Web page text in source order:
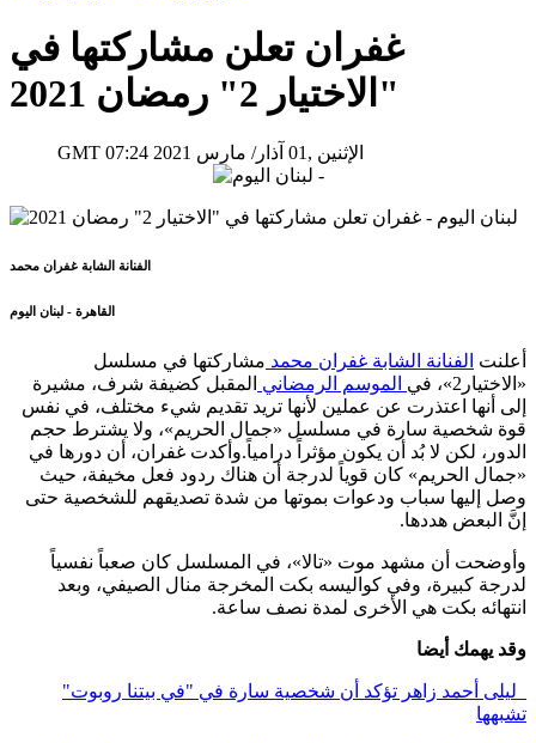
غفران تعلن مشاركتها في
"الاختيار 2" رمضان 2021
GMT 07:24 2021 الإثنين ,01 آذار/ مارس
الفنانة الشابة غفران محمد
القاهرة - لبنان اليوم
أعلنت الفنانة الشابة غفران محمد مشاركتها في مسلسل
«الاختيار2»، في
الموسم الرمضاني المقبل كضيفة شرف، مشيرة
إلى أنها اعتذرت عن عملين لأنها تريد تقديم شيء مختلف، في نفس
قوة شخصية سارة في مسلسل «جمال الحريم»، ولا يشترط حجم
الدور، لكن لا بُد أن يكون مؤثراً درامياً.وأكدت غفران، أن دورها في
«جمال الحريم» كان قوياً لدرجة أن هناك ردود فعل مخيفة، حيث
وصل إليها سباب ودعوات بموتها من شدة تصديقهم للشخصية حتى
إنَّ البعض هددها.
وأوضحت أن مشهد موت «تالا»، في المسلسل كان صعباً نفسياً
لدرجة كبيرة، وفي كواليسه بكت المخرجة منال الصيفي، وبعد
انتهائه بكت هي الأخرى لمدة نصف ساعة.
وقد يهمك أيضا
ليلى أحمد زاهر تؤكد أن شخصية سارة في "في بيتنا روبوت"
تشبهها